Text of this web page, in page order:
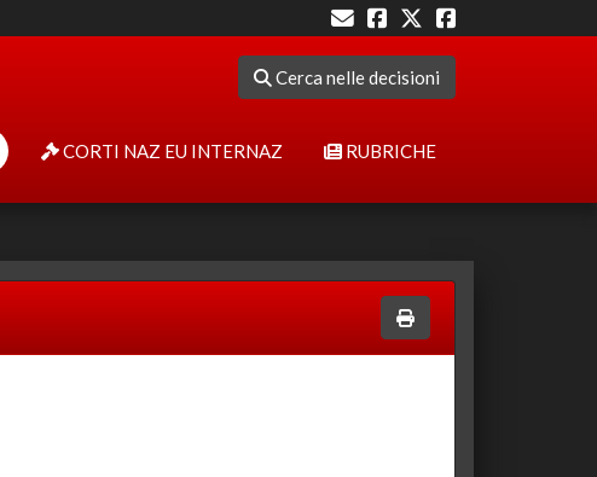
Cerca nelle decisioni
CORTI NAZ EU INTERNAZ RUBRICHE